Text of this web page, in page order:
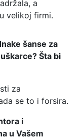
a
velikoj firmi.
šanse za
Šta bi
za
se to i forsira.
i
u Vašem